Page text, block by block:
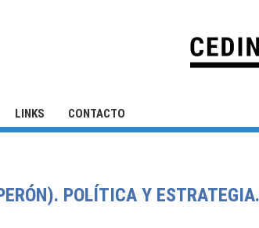
LINKS CONTACTO
POLÍTICA Y ESTRATEGIA.